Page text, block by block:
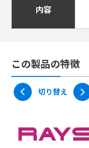
内容
この製品の特徴
切り替え